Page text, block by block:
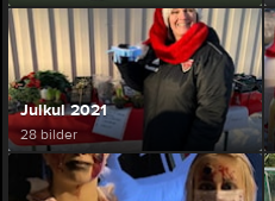
Julkul 2021
28 bilder